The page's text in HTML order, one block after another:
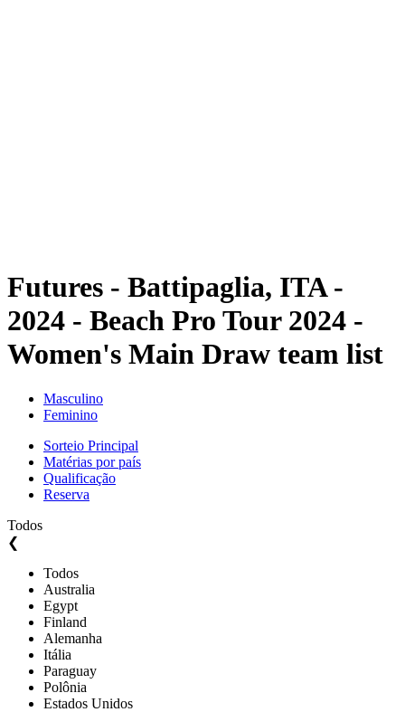
Futures - Battipaglia, ITA -
2024 - Beach Pro Tour 2024 -
Women's Main Draw team list
Masculino
Feminino
Sorteio Principal
Matérias por país
Qualificação
Reserva
Todos
❮
Todos
Australia
Egypt
Finland
Alemanha
Itália
Paraguay
Polônia
Estados Unidos